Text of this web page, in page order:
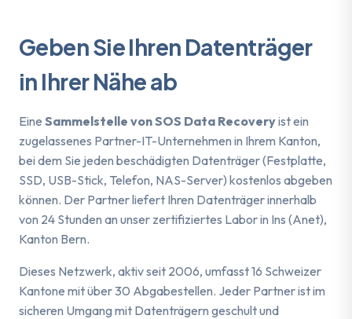
Geben Sie Ihren Datenträger
in Ihrer Nähe ab
Eine Sammelstelle von SOS Data Recoveryist ein
zugelassenes Partner-IT-Unternehmen in Ihrem Kanton,
bei dem Sie jeden beschädigten Datenträger (Festplatte,
SSD, USB-Stick, Telefon, NAS-Server) kostenlos abgeben
können. Der Partner liefert Ihren Datenträger innerhalb
von 24 Stunden an unser zertifiziertes Labor in Ins (Anet),
Kanton Bern.
Dieses Netzwerk, aktiv seit 2006, umfasst 16 Schweizer
Kantone mit über 30 Abgabestellen. Jeder Partner ist im
sicheren Umgang mit Datenträgern geschult und